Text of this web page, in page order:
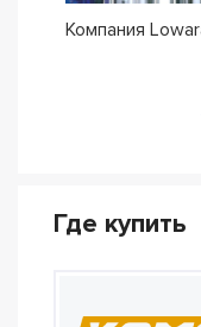
Компания
Где купить